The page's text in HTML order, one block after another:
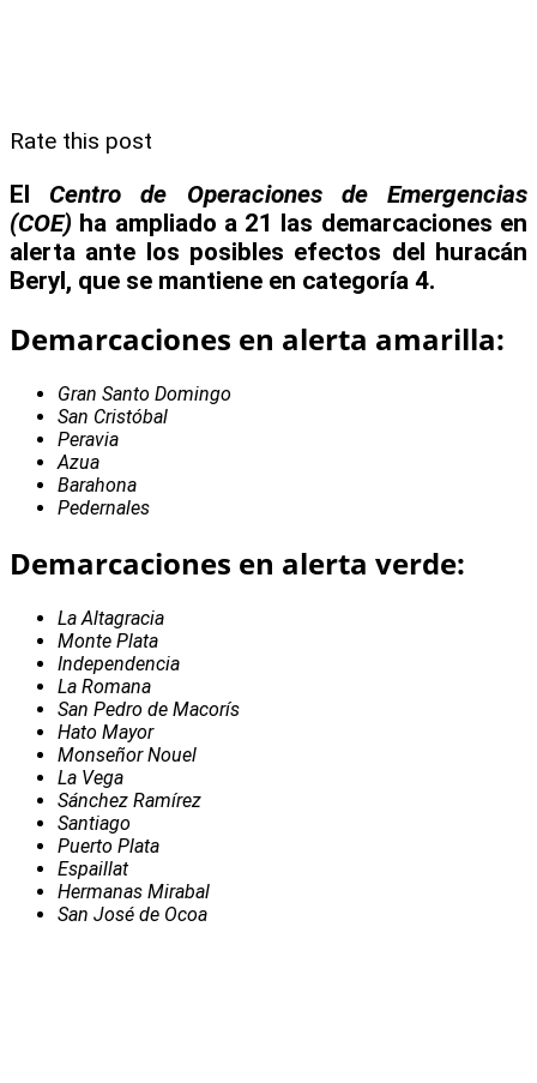
Rate this post
El Centro de Operaciones de Emergencias
(COE) ha ampliado a 21 las demarcaciones en
alerta ante los posibles efectos del huracán
Beryl, que se mantiene en categoría 4.
Demarcaciones en alerta amarilla:
Gran Santo Domingo
San Cristóbal
Peravia
Azua
Barahona
Pedernales
Demarcaciones en alerta verde:
La Altagracia
Monte Plata
Independencia
La Romana
San Pedro de Macorís
Hato Mayor
Monseñor Nouel
La Vega
Sánchez Ramírez
Santiago
Puerto Plata
Espaillat
Hermanas Mirabal
San José de Ocoa